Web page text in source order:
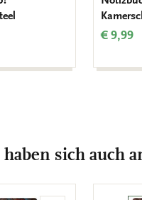
€ 9,99
sich auch